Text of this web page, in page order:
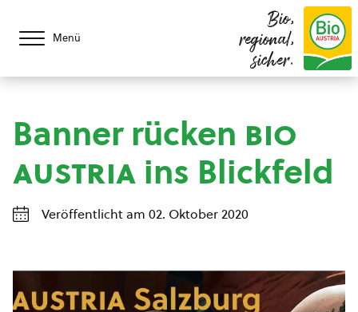
Menü
Bio,
regional,
sicher.
Banner rücken bio
austria ins Blickfeld
Veröffentlicht am 02. Oktober 2020